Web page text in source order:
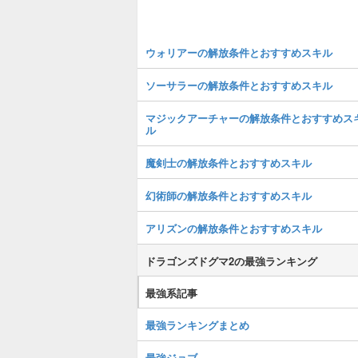
ウォリアーの解放条件とおすすめスキル
ソーサラーの解放条件とおすすめスキル
マジックアーチャーの解放条件とおすすめス
ル
魔剣士の解放条件とおすすめスキル
幻術師の解放条件とおすすめスキル
アリズンの解放条件とおすすめスキル
ドラゴンズドグマ2の最強ランキング
最強系記事
最強ランキングまとめ